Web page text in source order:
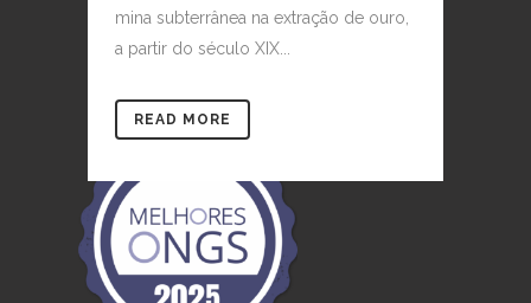
mina subterrânea na extração de ouro,
a partir do século XIX...
READ MORE